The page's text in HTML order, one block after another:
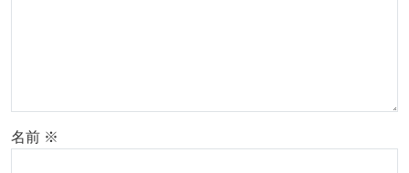
名前 ※